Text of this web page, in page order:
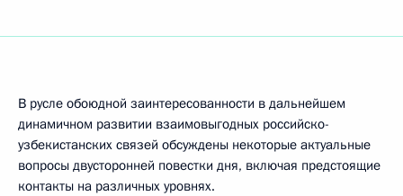
В русле обоюдной заинтересованности в дальнейшем
динамичном развитии взаимовыгодных российско-
узбекистанских связей обсуждены некоторые актуальные
вопросы двусторонней повестки дня, включая предстоящие
контакты на различных уровнях.